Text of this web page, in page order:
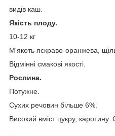
видів каш.
Якість плоду.
10-12 кг
М'якоть яскраво-оранжева,
Відмінні смакові якості.
Рослина.
Потужне.
Сухих речовин більше 6%.
Високий вміст цукру, каротину.